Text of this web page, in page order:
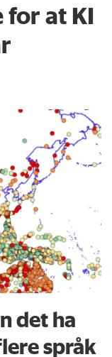
for at KI
det ha
språk